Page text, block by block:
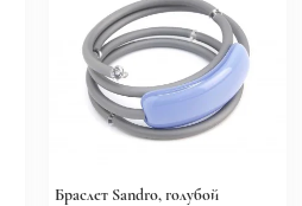
Браслет Sandro, голубой